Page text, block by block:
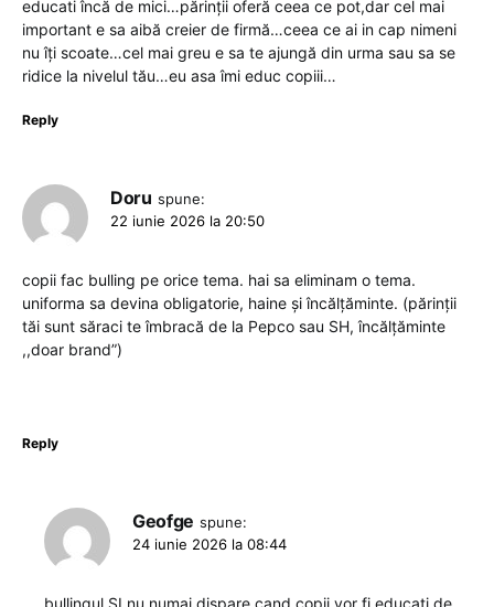
educati încă de mici…părinții oferă ceea ce pot,dar cel mai
important e sa aibă creier de firmă…ceea ce ai in cap nimeni
nu îți scoate…cel mai greu e sa te ajungă din urma sau sa se
ridice la nivelul tău…eu asa îmi educ copiii…
Reply
Doru spune:
22 iunie 2026 la 20:50
copii fac bulling pe orice tema. hai sa eliminam o tema.
uniforma sa devina obligatorie, haine și încălțăminte. (părinții
tăi sunt săraci te îmbracă de la Pepco sau SH, încălțăminte
,,doar brand”)
Reply
Geofge spune:
24 iunie 2026 la 08:44